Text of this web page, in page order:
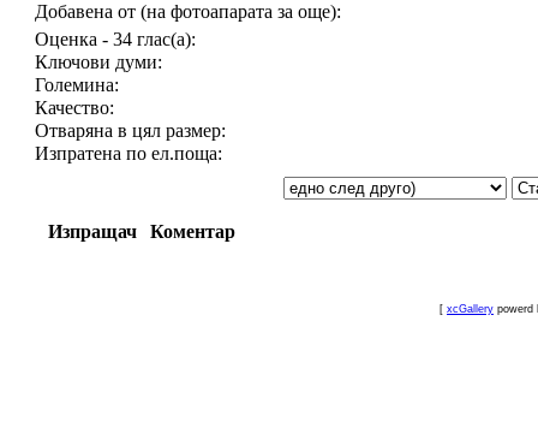
Добавена от (на фотоапарата за още):
Оценка - 34 глас(а):
Ключови думи:
Големина:
Качество:
Отваряна в цял размер:
Изпратена по ел.поща:
Изпращач Коментар
[ xcGallery